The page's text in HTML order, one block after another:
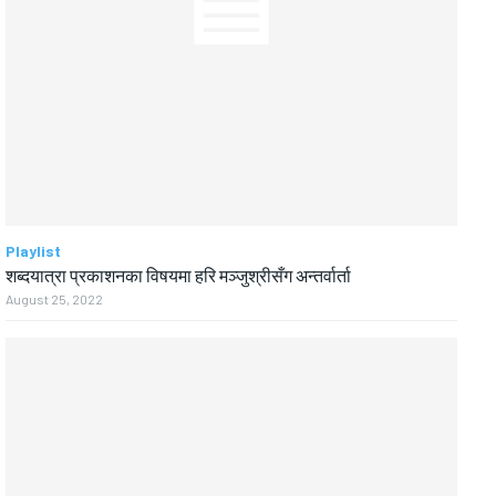
Playlist
शब्दयात्रा प्रकाशनका विषयमा हरि मञ्जुश्रीसँग अन्तर्वार्ता
August 25, 2022